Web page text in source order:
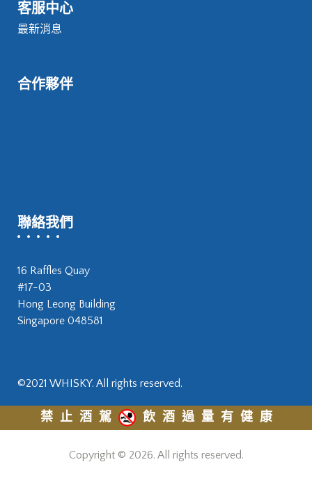
客服中心
最新消息
合作夥伴
聯絡我們
16 Raffles Quay
#17-03
Hong Leong Building
Singapore 048581
©2021 WHISKY. All rights reserved.
禁止酒駕 飲酒過量有健康
Copyright © 2026. All rights reserved.